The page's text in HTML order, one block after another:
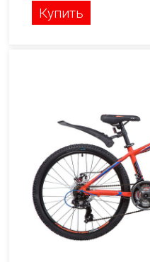
Купить